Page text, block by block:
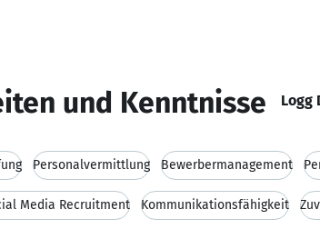
und Kenntnisse Logg
Personalvermittlung Bewerbermanagement
Media Recruitment Kommunikationsfähigkeit